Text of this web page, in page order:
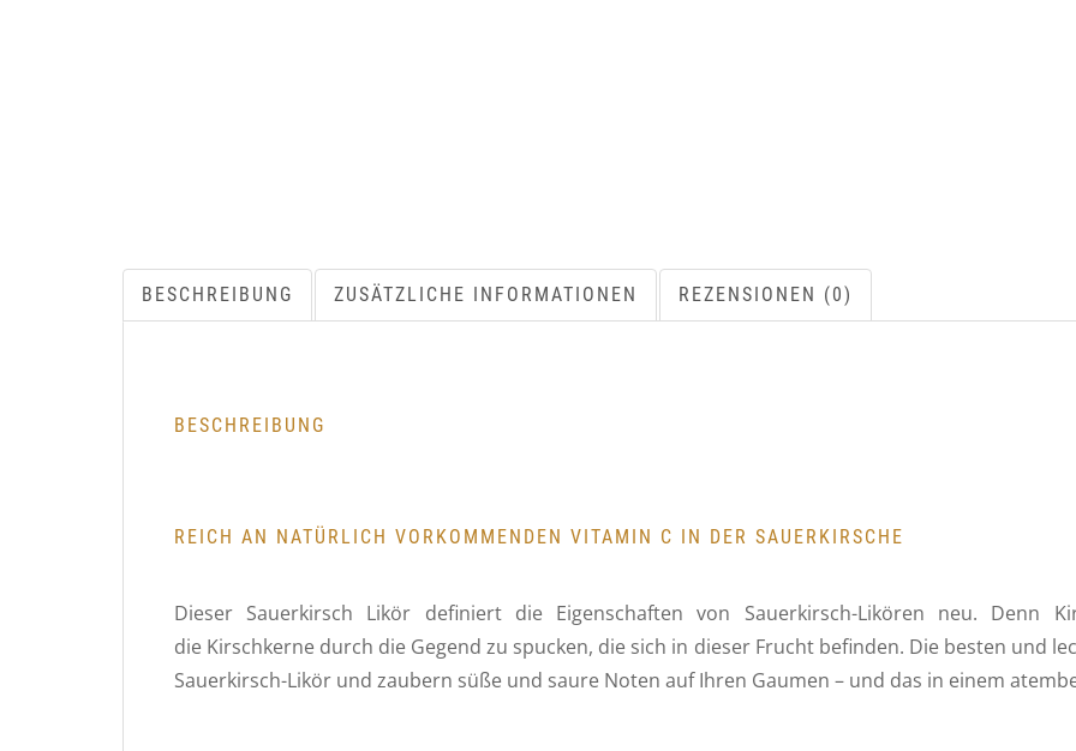
BESCHREIBUNG ZUSÄTZLICHE INFORMATIONEN REZENSIONEN (0)
BESCHREIBUNG
REICH AN NATÜRLICH VORKOMMENDEN VITAMIN C IN DER SAUERKIRSCHE
Dieser Sauerkirsch Likör definiert die Eigenschaften von Sauerkirsch-Likören neu.
die Kirschkerne durch die Gegend zu spucken, die sich in dieser Frucht befinden. Die besten und
Sauerkirsch-Likör und zaubern süße und saure Noten auf Ihren Gaumen – und das in einem